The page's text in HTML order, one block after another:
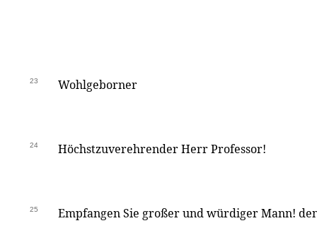
23 Wohlgeborner
24 Höchstzuverehrender Herr Professor!
25 Empfangen Sie großer und würdiger Mann!